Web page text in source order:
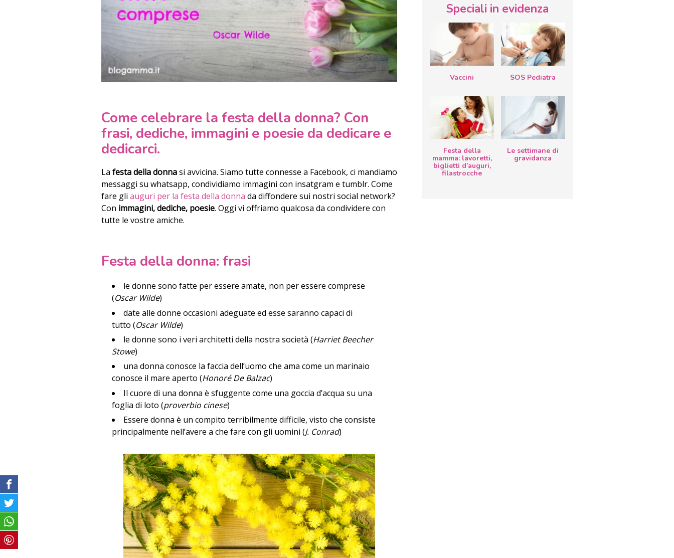
Come celebrare la festa della donna? Con
frasi, dediche, immagini e poesie da dedicare e
dedicarci.
La festa della donnasi avvicina. Siamo tutte connesse a Facebook, ci mandiamo
messaggi su whatsapp, condividiamo immagini con insatgram e tumblr. Come
fare gli auguri per la festa della donna da diffondere sui nostri social network?
Con immagini, dediche, poesie. Oggi vi offriamo qualcosa da condividere con
tutte le vostre amiche.
Festa della donna: frasi
le donne sono fatte per essere amate, non per essere comprese
(Oscar Wilde)
date alle donne occasioni adeguate ed esse saranno capaci di
tutto (Oscar Wilde)
le donne sono i veri architetti della nostra società (Harriet Beecher
Stowe)
una donna conosce la faccia dell’uomo che ama come un marinaio
conosce il mare aperto (Honoré De Balzac)
Il cuore di una donna è sfuggente come una goccia d’acqua su una
foglia di loto (proverbio cinese)
Essere donna è un compito terribilmente difficile, visto che consiste
principalmente nell’avere a che fare con gli uomini (J. Conrad)
Speciali in evidenza
Vaccini SOS Pediatra
Festa della
mamma: lavoretti,
biglietti d’auguri,
filastrocche
Le settimane di
gravidanza